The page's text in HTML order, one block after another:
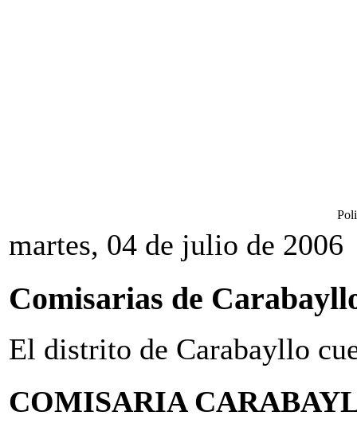
martes, 04 de julio de 2006
Comisarias de
El distrito de Carabayllo
COMISARIA